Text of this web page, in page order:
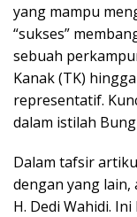
yang mampu
“sukses”
sebuah
Kanak (TK)
representatif.
dalam istilah
Dalam tafsir
dengan yang lain,
H. Dedi Wahidi.